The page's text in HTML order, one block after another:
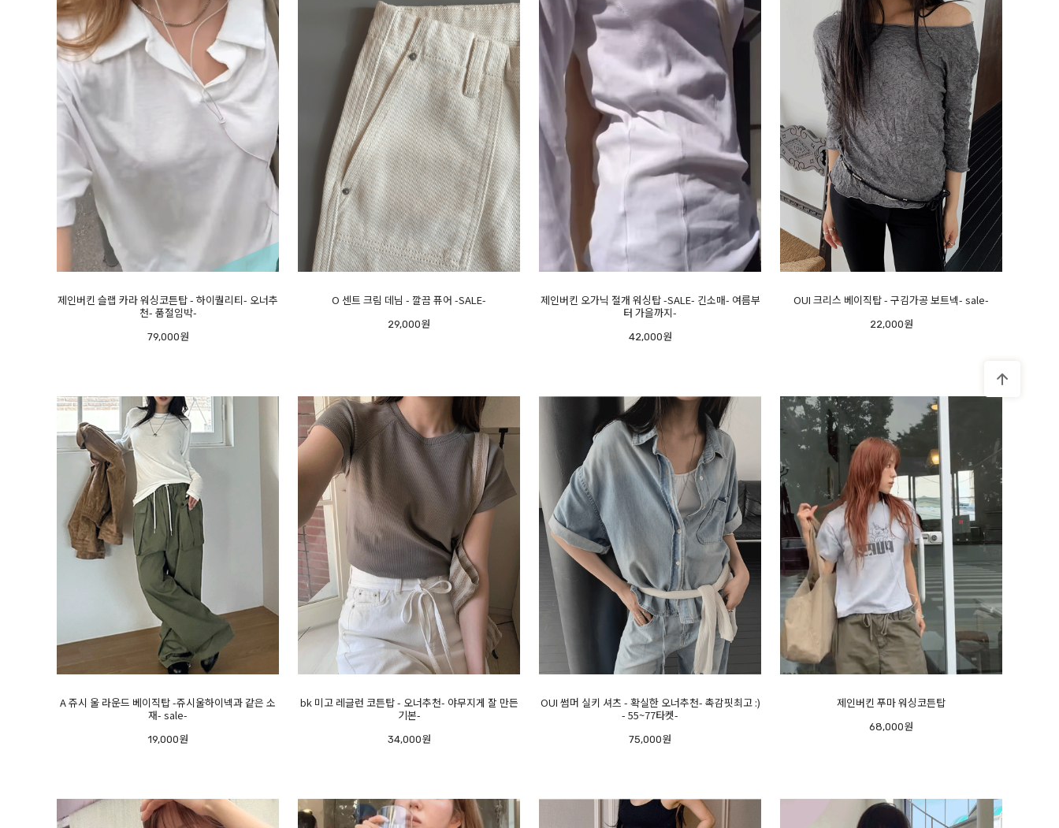
제인버킨 슬랩 카라 워싱코튼탑 - 하이퀄리티- 오너추
천- 품절임박-
79,000원
O 센트 크림 데님 - 깔끔 퓨어 -SALE-
29,000원
제인버킨 오가닉 절개 워싱탑 -SALE- 긴소매- 여름부
터 가을까지-
42,000원
OUI 크리스 베이직탑 - 구김가공 보트넥- sale-
22,000원
A 쥬시 울 라운드 베이직탑 -쥬시울하이넥과 같은 소
재- sale-
19,000원
bk 미고 레글런 코튼탑 - 오너추천- 야무지게 잘 만든
기본-
34,000원
OUI 썸머 실키 셔츠 - 확실한 오너추천- 촉감핏최고 :)
- 55~77타켓-
75,000원
제인버킨 푸마 워싱코튼탑
68,000원